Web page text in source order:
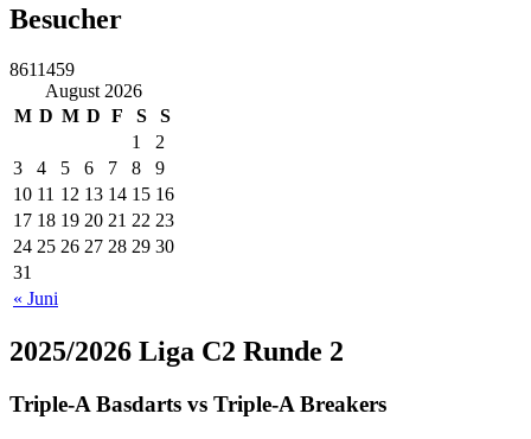
Besucher
8611459
August 2026
M D M D F S S
« Juni
1
2
3
4 5 6 7 8
9
10 11 12 13 14 15 16
17 18 19 20 21 22 23
24 25 26 27 28 29 30
31
2025/2026 Liga C2 Runde 2
Triple-A Basdarts vs Triple-A Breakers